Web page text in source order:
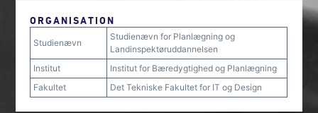
ORGANISATION
Studienævn
Studienævn for Planlægning og
Landinspektøruddannelsen
Institut
Institut for Bæredygtighed og Planlægning
Fakultet
Det Tekniske Fakultet for IT og Design